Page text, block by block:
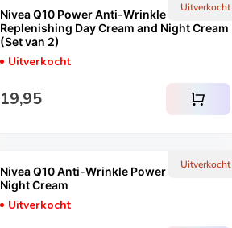
Uitverkocht
Nivea Q10 Power Anti-Wrinkle &
Replenishing Day Cream and Night Cream
(Set van 2)
Uitverkocht
Normale prijs
19,95 shopping_cart
Uitverkocht
Nivea Q10 Anti-Wrinkle Power Day and
Night Cream
Uitverkocht